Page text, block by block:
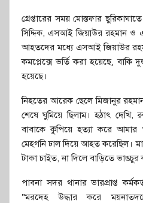
গ্রেপ্তারের সময় মোস্তফার
সিদ্দিক, এসআই জিয়াউর রহমান
আহতদের মধ্যে এসআই জিয়াউর
কমপ্লেক্সে ভর্তি করা হয়েছে, বাকি
হয়েছে।
নিহতের আরেক ছেলে মিজানুর
শেষে ঘুমিয়ে ছিলাম। হঠাৎ
বাবাকে কুপিয়ে হত্যা করে
মেহগনি ঢাল দিয়ে আহত করেছিল।
টাকা চাইত, না দিলে বাড়িতে
পাবনা সদর থানার ভারপ্রাপ্ত
“মরদেহ উদ্ধার করে